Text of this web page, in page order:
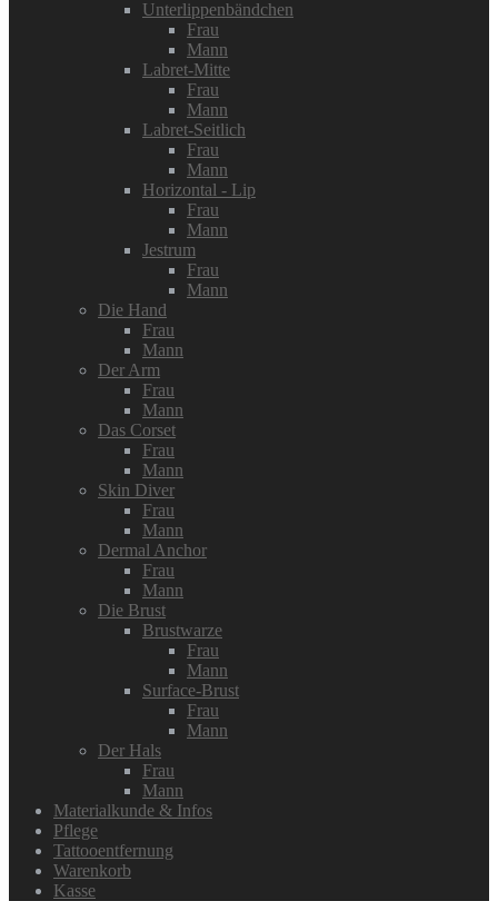
Unterlippenbändchen
Frau
Mann
Labret-Mitte
Frau
Mann
Labret-Seitlich
Frau
Mann
Horizontal - Lip
Frau
Mann
Jestrum
Frau
Mann
Die Hand
Frau
Mann
Der Arm
Frau
Mann
Das Corset
Frau
Mann
Skin Diver
Frau
Mann
Dermal Anchor
Frau
Mann
Die Brust
Brustwarze
Frau
Mann
Surface-Brust
Frau
Mann
Der Hals
Frau
Mann
Materialkunde & Infos
Pflege
Tattooentfernung
Warenkorb
Kasse